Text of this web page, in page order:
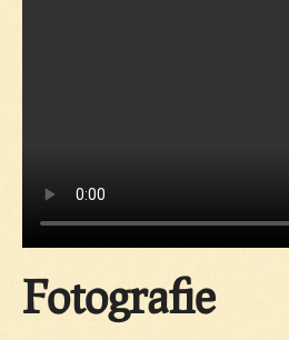
Fotografie